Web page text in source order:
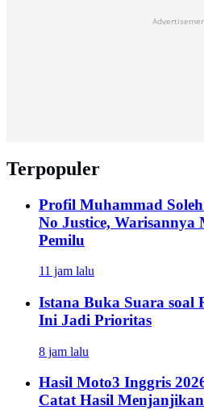
Terpopuler
Profil Muhammad
No Justice, Warisannya
Pemilu
11 jam lalu
Istana Buka Suara soal
Ini Jadi Prioritas
8 jam lalu
Hasil Moto3 Inggris
Catat Hasil